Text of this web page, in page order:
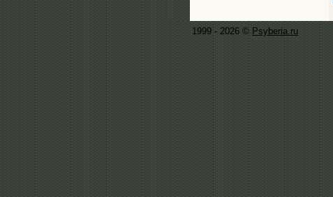
1999 - 2026 © Psyberia.ru